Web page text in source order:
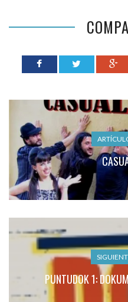
PUNTUDOK 1: